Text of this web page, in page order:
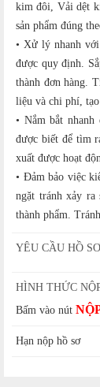
kim đôi, Vải dệt
sản phẩm đúng
• Xử lý nhanh với
được quy định.
thành đơn hàng.
liệu và chi phí,
• Nắm bắt
được biết để tìm
xuất được hoạt
• Đảm bảo việc
ngặt tránh xảy ra
thành phẩm.
YÊU CẦU HỒ SƠ
HÌNH THỨC
Bấm vào nút
Hạn nộp hồ sơ